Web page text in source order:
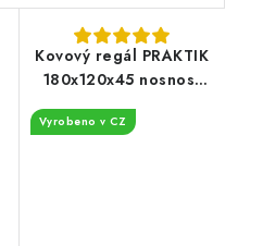
Kovový regál PRAKTIK
180x120x45 nosnost
pozinkovaný
Vyrobeno v CZ